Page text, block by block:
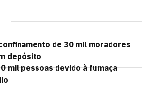
de 30 mil moradores
depósito
mil pessoas devido à fumaça